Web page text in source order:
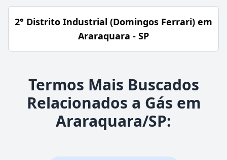
2° Distrito Industrial (Domingos Ferrari) em
Araraquara - SP
Termos Mais Buscados
Relacionados a Gás em
Araraquara/SP: